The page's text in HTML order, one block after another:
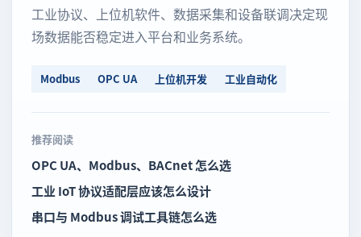
工业协议、上位机软件、数据采集和设备联调决定现
场数据能否稳定进入平台和业务系统。
Modbus OPC UA 上位机开发 工业自动化
推荐阅读
OPC UA、Modbus、BACnet 怎么选
工业 IoT 协议适配层应该怎么设计
串口与 Modbus 调试工具链怎么选